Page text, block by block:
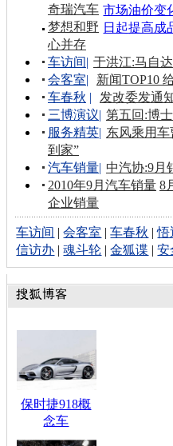
市场油价变
日起提高
奇瑞汽车
梦想和野
心并存
车访间| 于洪江:马自
会客室|
新闻TOP10
车春秋 |
发改委发通
三博演议| 第五回:博
服务精英| 东风乘用
到家”
汽车销量| 中汽协:9月
2010年9月汽车销量 8
企业销量
车访间 |会客室 |车春秋 |悟
信访办 |魂斗轮 |金狐谍 |安
保时捷918概
念车